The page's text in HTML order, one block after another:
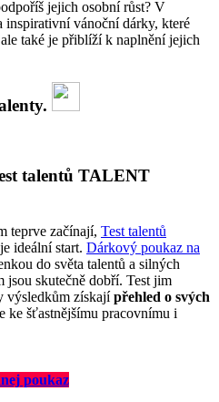
jejich osobní růst? V
inspirativní vánoční dárky, které
také je přiblíží k naplnění jejich
talentů TALENT
teprve začínají, Test talentů
ideální start. Dárkový poukaz na
do světa talentů a silných
jsou skutečně dobří. Test jim
výsledkům získajípřehled o svých
ke šťastnějšímu pracovnímu i
poukaz